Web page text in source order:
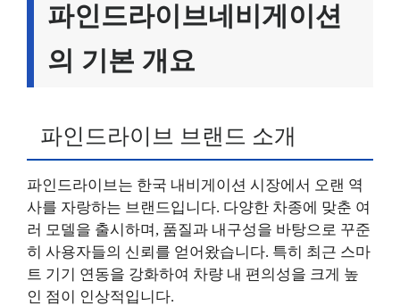
파인드라이브네비게이션
의 기본 개요
파인드라이브 브랜드 소개
파인드라이브는 한국 내비게이션 시장에서 오랜 역
사를 자랑하는 브랜드입니다. 다양한 차종에 맞춘 여
러 모델을 출시하며, 품질과 내구성을 바탕으로 꾸준
히 사용자들의 신뢰를 얻어왔습니다. 특히 최근 스마
트 기기 연동을 강화하여 차량 내 편의성을 크게 높
인 점이 인상적입니다.